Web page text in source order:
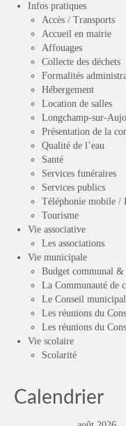
Infos pratiques
Accès / Transports
Accueil en mairie
Affouages
Collecte des déchets
Formalités
Hébergement
Location de salles
Longchamp-sur-
Présentation de la
Qualité de l’eau
Santé
Services funéraires
Services publics
Téléphonie mobile /
Tourisme
Vie associative
Les associations
Vie municipale
Budget communal
La Communauté de
Le Conseil
Les réunions du
Les réunions du
Vie scolaire
Scolarité
Calendrier